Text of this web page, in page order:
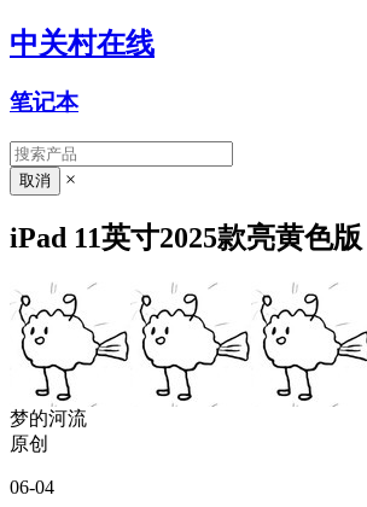
中关村在线
笔记本
×
iPad 11英寸2025款亮黄色版
梦的河流
原创
06-04